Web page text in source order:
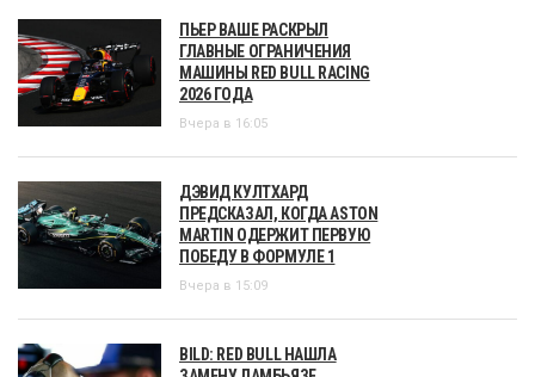
ПЬЕР ВАШЕ РАСКРЫЛ
ГЛАВНЫЕ ОГРАНИЧЕНИЯ
МАШИНЫ RED BULL RACING
2026 ГОДА
Вчера в 16:05
ДЭВИД КУЛТХАРД
ПРЕДСКАЗАЛ, КОГДА ASTON
MARTIN ОДЕРЖИТ ПЕРВУЮ
ПОБЕДУ В ФОРМУЛЕ 1
Вчера в 15:09
BILD: RED BULL НАШЛА